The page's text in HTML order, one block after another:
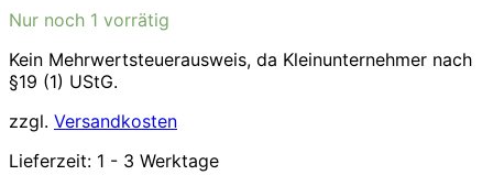
Nur noch 1 vorrätig
Kein Mehrwertsteuerausweis, da Kleinunternehmer nach
§19 (1) UStG.
zzgl. Versandkosten
Lieferzeit: 1 - 3 Werktage